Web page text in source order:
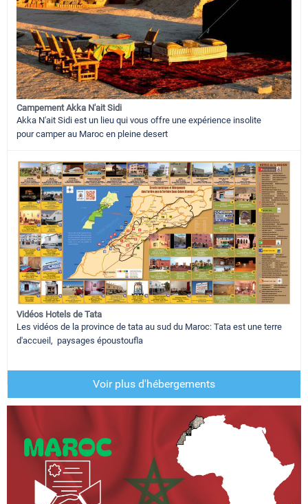
Campement Akka N'ait Sidi
Akka N'ait Sidi est un lieu qui vous offre une expérience insolite
pour camper au Maroc en pleine desert
Vidéos Hotels de Tata
Les vidéos de la province de tata au sud du Maroc: Tata est une terre
d'accueil, paysages époustoufla
Voir plus d'hébergements